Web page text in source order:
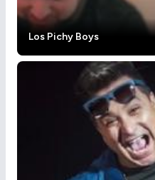
Los Pichy Boys